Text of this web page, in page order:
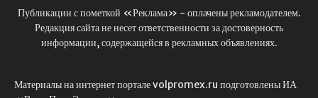
Публикации с пометкой «Реклама» - оплачены рекламодателем.
Редакция сайта не несет ответственности за достоверность
информации, содержащейся в рекламных объявлениях.
Материалы на интернет портале volpromex.ru подготовлены ИА